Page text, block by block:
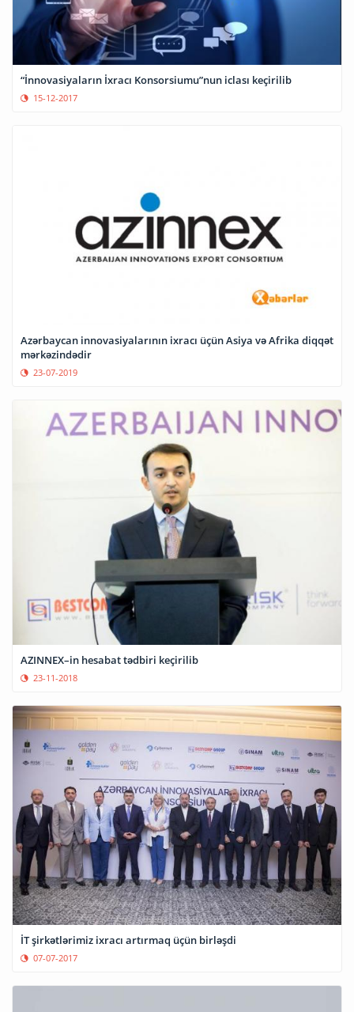
“İnnovasiyaların İxracı Konsorsiumu”nun iclası keçirilib
15-12-2017
Azərbaycan innovasiyalarının ixracı üçün Asiya və Afrika diqqət
mərkəzindədir
23-07-2019
AZINNEX–in hesabat tədbiri keçirilib
23-11-2018
İT şirkətlərimiz ixracı artırmaq üçün birləşdi
07-07-2017